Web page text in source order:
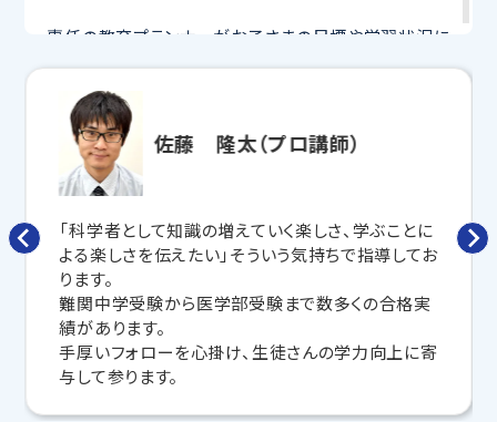
専任の教育プランナーがお子さまの目標や学習状況に
寧に教えてくれるから、効率良く成績アップを目指せま
す！
さらに、授業日以外も利用できる 「自習スペース」
要科目の対策ができる
します。
トライで一緒に、今までで一番成長できる夏にしよ
う！
マンツーマンの無料体験授業、学習相談、教室見学は
いつでも受付中です。
こちら
佐藤 隆太（プロ講師）
「科学者として知識の増えていく楽しさ、学ぶことに
よる楽しさを伝えたい」そういう気持ちで指導してお
ります。
難関中学受験から医学部受験まで数多くの合格実
績があります。
手厚いフォローを心掛け、生徒さんの学力向上に寄
与して参ります。